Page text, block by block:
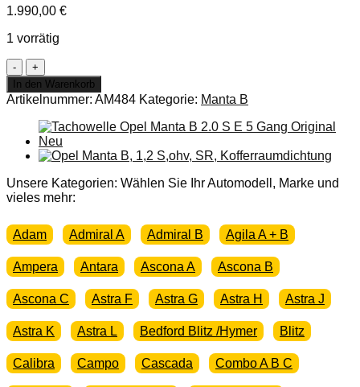
1.990,00 €
1 vorrätig
Frontblech
Opel
Manta
B
1.Serie
Frontmaske
Bumper
Neu
Original
Menge
In den Warenkorb
Artikelnummer: AM484 Kategorie: Manta B
Unsere Kategorien: Wählen Sie Ihr Automodell, Marke und
vieles mehr:
Adam Admiral A Admiral B Agila A + B
Ampera Antara Ascona A Ascona B
Ascona C Astra F Astra G Astra H Astra J
Astra K Astra L Bedford Blitz /Hymer Blitz
Calibra Campo Cascada Combo A B C